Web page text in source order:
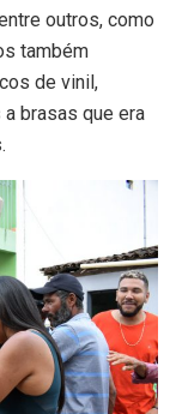
outros, como
também
de vinil,
brasas que era